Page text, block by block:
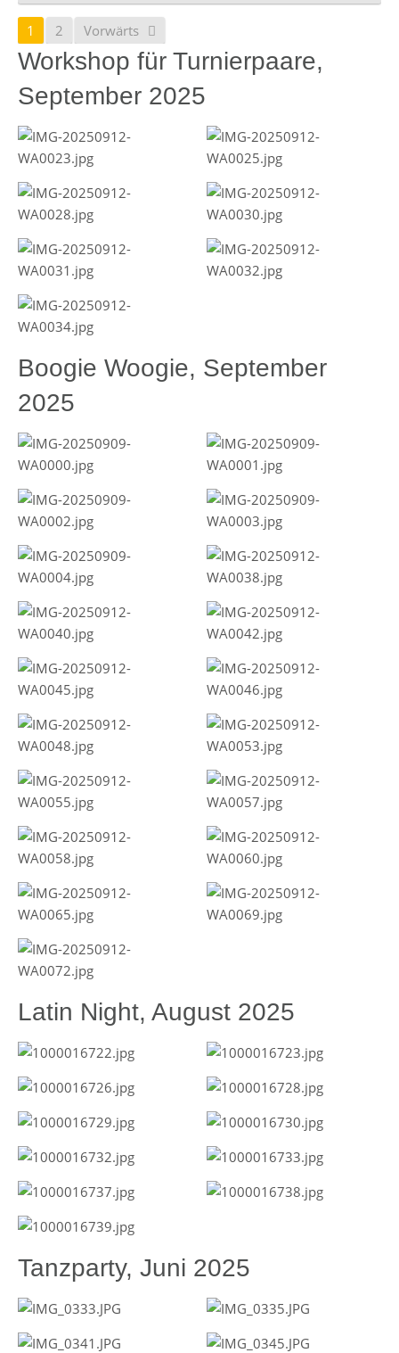
1 2 Vorwärts
Workshop für Turnierpaare,
September 2025
Boogie Woogie, September
2025
Latin Night, August 2025
Tanzparty, Juni 2025